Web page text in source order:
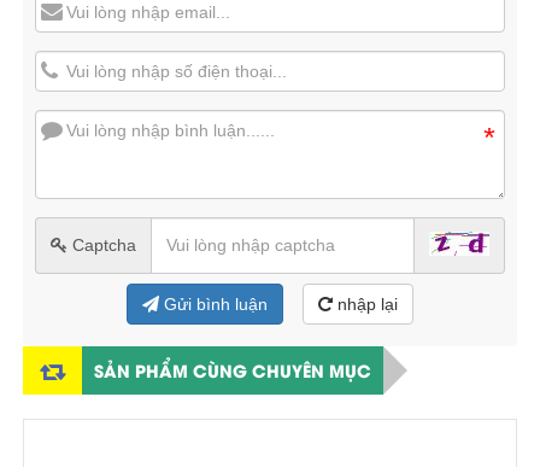
*
Captcha
Gửi bình luận nhập lại
SẢN PHẨM CÙNG CHUYÊN MỤC